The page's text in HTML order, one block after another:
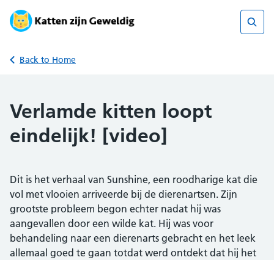
Skip
Back to Home
Verlamde kitten loopt
eindelijk! [video]
Dit is het verhaal van Sunshine, een roodharige kat die
vol met vlooien arriveerde bij de dierenartsen. Zijn
grootste probleem begon echter nadat hij was
aangevallen door een wilde kat. Hij was voor
behandeling naar een dierenarts gebracht en het leek
allemaal goed te gaan totdat werd ontdekt dat hij het